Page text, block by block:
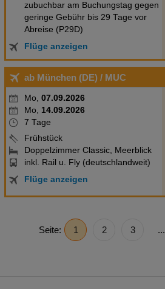
zubuchbar am Buchungstag gegen
geringe Gebühr bis 29 Tage vor
Abreise (P29D)
Flüge anzeigen
ab München (DE) / MUC
Mo, 07.09.2026
Mo, 14.09.2026
7 Tage
Frühstück
Doppelzimmer Classic, Meerblick
inkl. Rail u. Fly (deutschlandweit)
Flüge anzeigen
Seite: 1 2 3 ...